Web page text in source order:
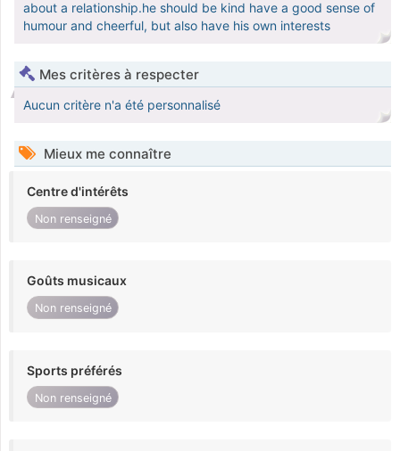
about a relationship.he should be kind have a good sense of
humour and cheerful, but also have his own interests
Mes critères à respecter
Aucun critère n'a été personnalisé
Mieux me connaître
Centre d'intérêts
Non renseigné
Goûts musicaux
Non renseigné
Sports préférés
Non renseigné